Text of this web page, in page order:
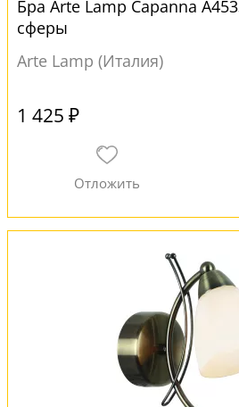
Бра Arte Lamp Capanna
сферы
Arte Lamp (Италия)
1 425 ₽